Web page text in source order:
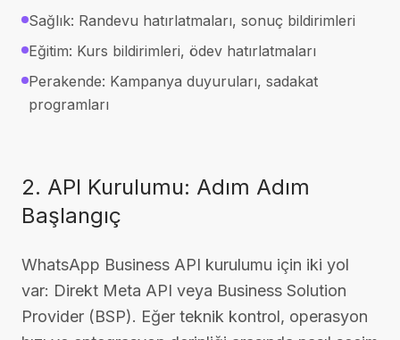
Sağlık: Randevu hatırlatmaları, sonuç bildirimleri
Eğitim: Kurs bildirimleri, ödev hatırlatmaları
Perakende: Kampanya duyuruları, sadakat
programları
2. API Kurulumu: Adım Adım
Başlangıç
WhatsApp Business API kurulumu için iki yol
var: Direkt Meta API veya Business Solution
Provider (BSP). Eğer teknik kontrol, operasyon